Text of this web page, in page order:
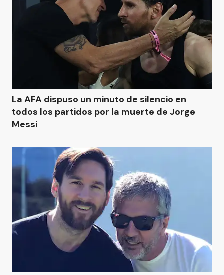
La AFA dispuso un minuto de silencio en
todos los partidos por la muerte de Jorge
Messi